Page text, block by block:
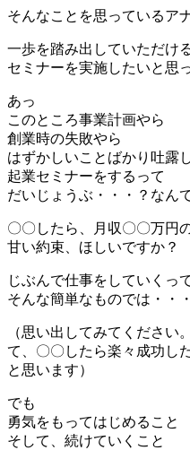
そんなことを思っているア
一歩を踏み出していただけ
セミナーを実施したいと思
あっ
このところ事業計画やら
創業時の失敗やら
はずかしいことばかり吐露
起業セミナーをするって
だいじょうぶ・・・？なん
〇〇したら、月収〇〇万円
甘い約束、ほしいですか？
じぶんで仕事をしていくっ
そんな簡単なものでは・・
（思い出してみてください
て、〇〇したら楽々成功し
と思います）
でも
勇気をもってはじめること
そして、続けていくこと